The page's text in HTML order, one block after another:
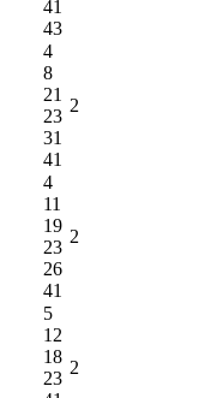
41
43
4
8
21
23
31
41
2
4
11
19
23
26
41
2
5
12
18
23
2